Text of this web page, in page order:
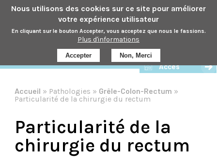
Nous utilisons des cookies sur ce site pour améliorer
votre expérience utilisateur
En cliquant sur le bouton Accepter, vous acceptez que nous le fassions.
Plus d'informations
Accepter Non, Merci
Aller
au
principal
Prendre rdv
Accès
Accueil Pathologies
Grêle-Colon-Rectum
Particularité de la chirurgie du rectum
Particularité de la
chirurgie du rectum